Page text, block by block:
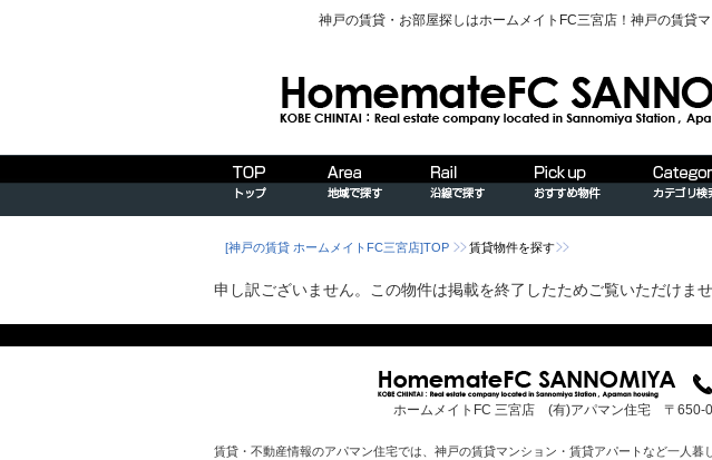
神戸の賃貸・お部屋探しはホームメイトFC三宮店！神戸の賃貸
[神戸の賃貸 ホームメイトFC三宮店]TOP 賃貸物件を探す
申し訳ございません。この物件は掲載を終了したためご覧いただけませ
ホームメイトFC 三宮店 (有)アパマン住宅 〒650-
賃貸・不動産情報のアパマン住宅では、神戸の賃貸マンション・賃貸アパートなど一人